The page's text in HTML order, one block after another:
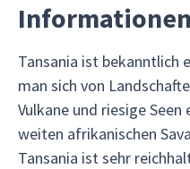
Tansania ist bekanntlich
man sich von
Vulkane und riesige
weiten afrikanischen
Tansania ist sehr